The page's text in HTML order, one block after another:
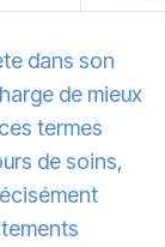
dans son
de mieux
termes
de soins,